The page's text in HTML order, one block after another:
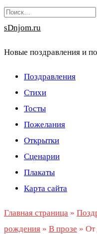
Перейти
к
Search
for:
sDnjom.ru
Новые поздравления и
Поздравления
Стихи
Тосты
Пожелания
Открытки
Сценарии
Плакаты
Карта сайта
Главная страница »
рождения » В прозе » От